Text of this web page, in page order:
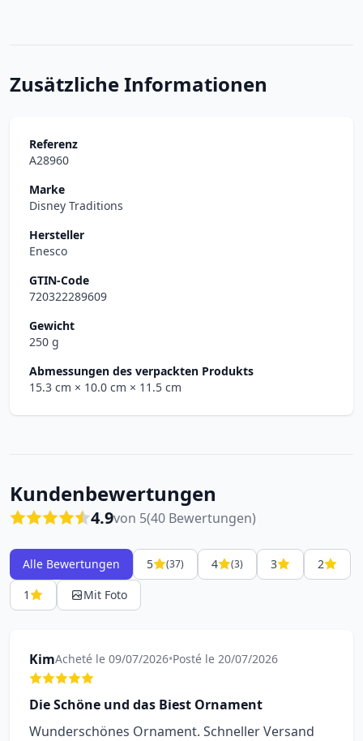
Zusätzliche Informationen
Referenz
A28960
Marke
Disney Traditions
Hersteller
Enesco
GTIN-Code
720322289609
Gewicht
250 g
Abmessungen des verpackten Produkts
15.3 cm × 10.0 cm × 11.5 cm
Kundenbewertungen
4.9von 5(40 Bewertungen)
Alle Bewertungen 5 (37) 4 (3) 3
2
1
Mit Foto
KimAcheté le 09/07/2026•Posté le 20/07/2026
Die Schöne und das Biest Ornament
Wunderschönes Ornament. Schneller Versand